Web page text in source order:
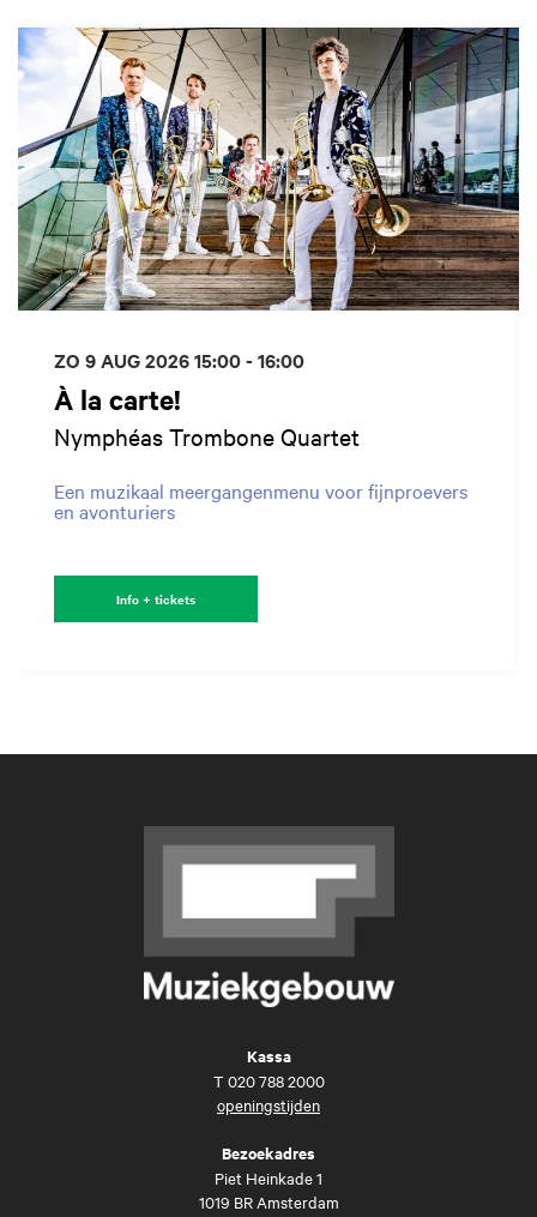
À la carte!
Nymphéas Trombone Quartet
Een muzikaal meergangenmenu voor fijnproevers
en avonturiers
ZO 9 AUG 202615:00 - 16:00
Info + tickets
Kassa
T 020 788 2000
openingstijden
Bezoekadres
Piet Heinkade 1
1019 BR Amsterdam